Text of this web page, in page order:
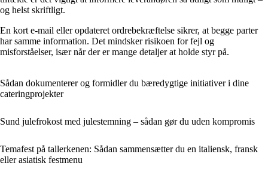
og helst skriftligt.
En kort e-mail eller opdateret ordrebekræftelse sikrer, at begge parter
har samme information. Det mindsker risikoen for fejl og
misforståelser, især når der er mange detaljer at holde styr på.
Sådan dokumenterer og formidler du bæredygtige initiativer i dine
cateringprojekter
Sund julefrokost med julestemning – sådan gør du uden kompromis
Temafest på tallerkenen: Sådan sammensætter du en italiensk, fransk
eller asiatisk festmenu